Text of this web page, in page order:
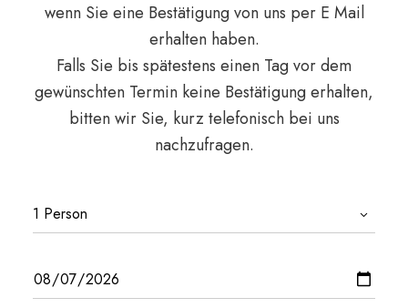
wenn Sie eine Bestätigung von uns per E Mail
erhalten haben.
Falls Sie bis spätestens einen Tag vor dem
gewünschten Termin keine Bestätigung erhalten,
bitten wir Sie, kurz telefonisch bei uns
nachzufragen.